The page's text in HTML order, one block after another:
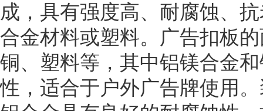
成，具有强度高、耐腐蚀、
合金材料或塑料。广告扣板
铜、塑料等，其中铝镁合金
性，适合于户外广告牌使用